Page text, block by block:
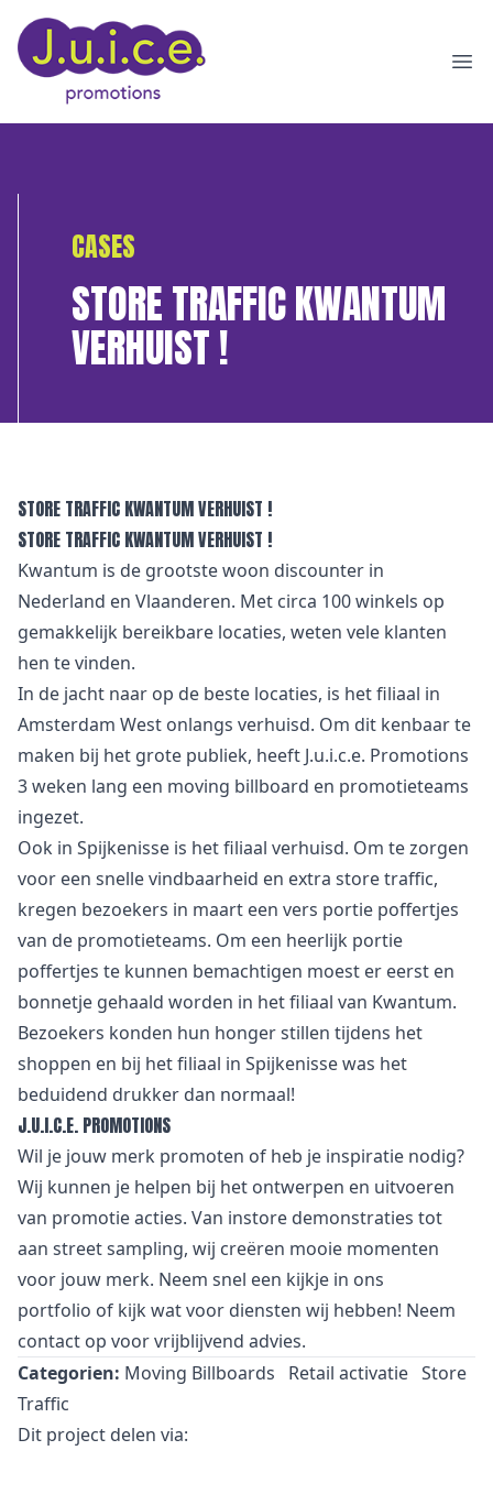
CASES
STORE TRAFFIC KWANTUM
VERHUIST !
STORE TRAFFIC KWANTUM VERHUIST !
STORE TRAFFIC KWANTUM VERHUIST !
Kwantum is de grootste woon discounter in
Nederland en Vlaanderen. Met circa 100 winkels op
gemakkelijk bereikbare locaties, weten vele klanten
hen te vinden.
In de jacht naar op de beste locaties, is het filiaal in
Amsterdam West onlangs verhuisd. Om dit kenbaar te
maken bij het grote publiek, heeft J.u.i.c.e. Promotions
3 weken lang een moving billboard en promotieteams
ingezet.
Ook in Spijkenisse is het filiaal verhuisd. Om te zorgen
voor een snelle vindbaarheid en extra store traffic,
kregen bezoekers in maart een vers portie poffertjes
van de promotieteams. Om een heerlijk portie
poffertjes te kunnen bemachtigen moest er eerst en
bonnetje gehaald worden in het filiaal van Kwantum.
Bezoekers konden hun honger stillen tijdens het
shoppen en bij het filiaal in Spijkenisse was het
beduidend drukker dan normaal!
J.U.I.C.E. PROMOTIONS
Wil je jouw merk promoten of heb je inspiratie nodig?
Wij kunnen je helpen bij het ontwerpen en uitvoeren
van promotie acties. Van instore demonstraties tot
aan street sampling, wij creëren mooie momenten
voor jouw merk. Neem snel een kijkje in ons
portfolio of kijk wat voor diensten wij hebben! Neem
contact op voor vrijblijvend advies.
Categorien: Moving Billboards Retail activatie Store
Traffic
Dit project delen via: